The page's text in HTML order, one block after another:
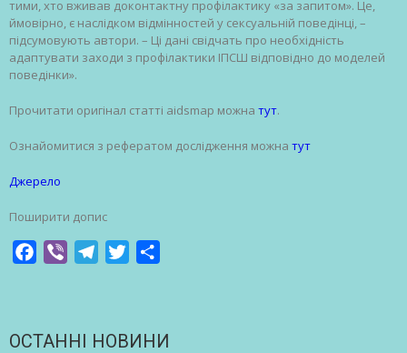
тими, хто вживав доконтактну профілактику «за запитом». Це,
ймовірно, є наслідком відмінностей у сексуальній поведінці, –
підсумовують автори. – Ці дані свідчать про необхідність
адаптувати заходи з профілактики ІПСШ відповідно до моделей
поведінки».
Прочитати оригінал статті aidsmap можна тут.
Ознайомитися з рефератом дослідження можна тут
Джерело
Поширити допис
Facebook
Viber TelegramTwitter
ОСТАННІ НОВИНИ